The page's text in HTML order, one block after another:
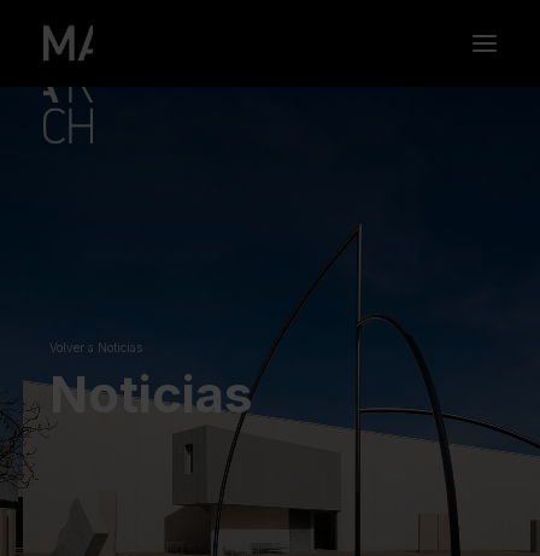
Noticias
Volver a Noticias